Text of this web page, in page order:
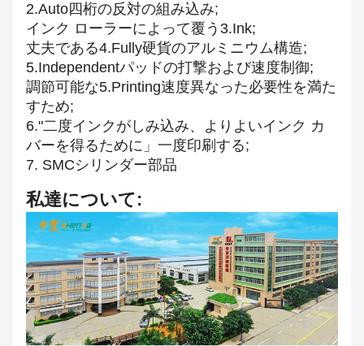
2.Auto四桁の反対の組み込み;
インク ローラーによって覆う3.Ink;
丈夫である4.Fully硬貨のアルミニウム構造;
5.Independentパッドの打撃および速度制御;
調節可能な5.Printing速度異なった必要性を満た
すため;
6."二度インクがしみ込み、よりよいインク カ
バーを得るために」一度印刷する;
7. SMCシリンダー部品
私達について: